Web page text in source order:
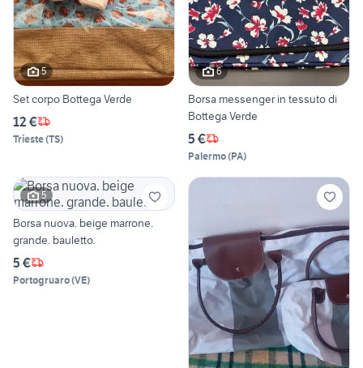
5
Set corpo Bottega Verde
12 €
Trieste(TS)
6
Borsa messenger in tessuto di
Bottega Verde
5 €
Palermo(PA)
5
Borsa nuova. beige marrone.
grande. bauletto.
5 €
Portogruaro(VE)